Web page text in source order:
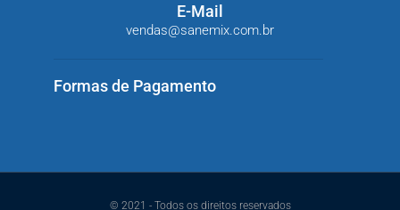
E-Mail
vendas@sanemix.com.br
Formas de Pagamento
© 2021 - Todos os direitos reservados